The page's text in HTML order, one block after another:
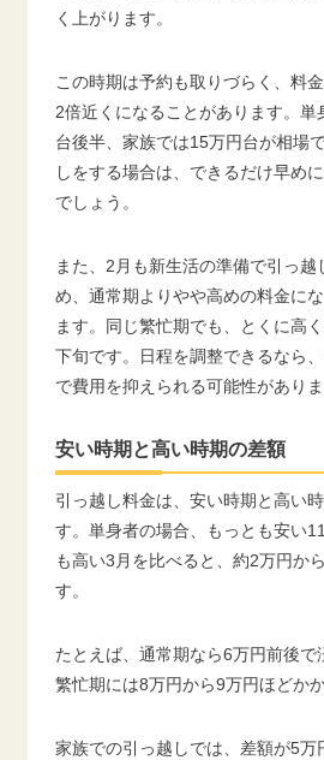
く上がります。
この時期は予約も取りづらく、料
2倍近くになることがあります。単
台後半、家族では15万円台が相場
しをする場合は、できるだけ早め
でしょう。
また、2月も新生活の準備で引っ越
め、通常期よりやや高めの料金に
ます。同じ繁忙期でも、とくに高
下旬です。日程を調整できるなら
で費用を抑えられる可能性がありま
安い時期と高い時期の差額
引っ越し料金は、安い時期と高い
す。単身者の場合、もっとも安い
も高い3月を比べると、約2万円か
す。
たとえば、通常期なら6万円前後で
繁忙期には8万円から9万円ほどか
家族での引っ越しでは、差額が5万